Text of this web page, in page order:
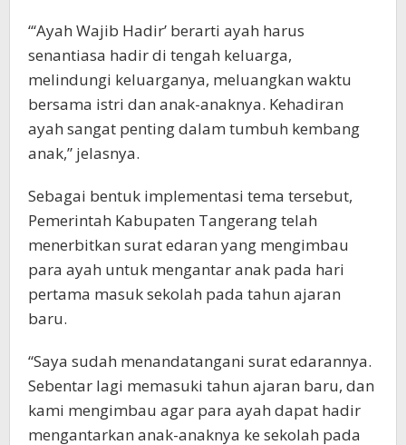
“‘Ayah Wajib Hadir’ berarti ayah harus
senantiasa hadir di tengah keluarga,
melindungi keluarganya, meluangkan waktu
bersama istri dan anak-anaknya. Kehadiran
ayah sangat penting dalam tumbuh kembang
anak,” jelasnya.
Sebagai bentuk implementasi tema tersebut,
Pemerintah Kabupaten Tangerang telah
menerbitkan surat edaran yang mengimbau
para ayah untuk mengantar anak pada hari
pertama masuk sekolah pada tahun ajaran
baru.
“Saya sudah menandatangani surat edarannya.
Sebentar lagi memasuki tahun ajaran baru, dan
kami mengimbau agar para ayah dapat hadir
mengantarkan anak-anaknya ke sekolah pada